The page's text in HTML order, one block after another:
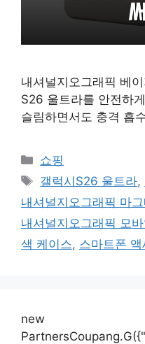
내셔널지오그래픽 베
S26 울트라를 안전하
슬림하면서도 충격 흡
카
테
리
쇼핑
태
그
갤럭시S26 울트라,
내셔널지오그래픽 마
내셔널지오그래픽 모바
색 케이스, 스마트폰 액
new